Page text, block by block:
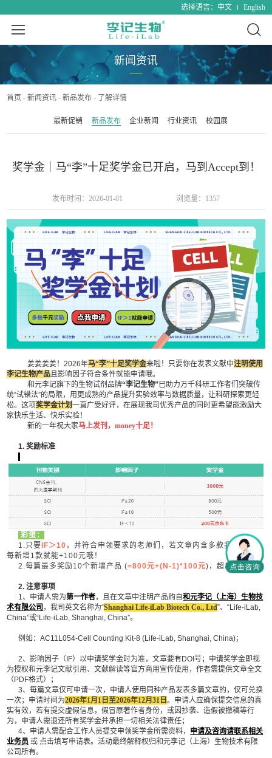
选择语言： 中文 English
新闻资讯
首页 新闻资讯 新品发布 了解详情
最新促销 新品发布 企业新闻 行业资讯 校园展
奖学金｜马“李”十足奖学金已开启，马到Accept到！
发布时间： 2026-01-01 浏览量： 1357
姜姜姜姜！2026年马“李”十足奖学金来啦！只要你在发表文献中注明使用
李记生物产品 且影响因子符合条件就能申请哦。
和元李记旗下的生物试剂品牌“李记生物”已助力万千科研工作者们突破传
统“试错法”的局限，用更成熟的产品提升实验效率与数据质量，让科研探索更轻
松。这项奖学金计划一直广受好评，在展现我司优秀产品的同时更希望能激励大
家快乐生活、快乐实验！
新的一年祝大家马上发刊，money十足！
1. 奖励标准
彩蛋：
1.只要 IF＞10 ，并符合申领要求的老师们，若文章内含多款我司产品，
每新增1款就能+100元哦！
2.每篇最多奖励10个新增产品 (=800元+(N-1)*100元) ，超出无奖励~
2.注意事项
1、申请人需为第一作者，且在文章中注明产品购自和元李记（上海）生物技
术有限公司 ，我司英文名称为“Shanghai Life-iLab Biotech Co., Ltd”、“Life-iLab,
China”或“Life-iLab, Shanghai, China”。
例如：AC11L054-Cell Counting Kit-8 (Life-iLab, Shanghai, China)；
2、影响因子（IF）以申请奖学金时为准，文章要有DOI号；申请奖学金即视
为授权和元李记文献引用、文献解读等官方商用宣传使用，作者需提供文章全文
（PDF格式）；
3、每篇文章仅可申请一次，申请人使用同种产品发表多篇文章的，仅可兑换
一次；申请时间为2026年1月1日至2026年12月31日。申请人应确保提交信息的真
实有效，若有提交虚假信息，假冒原著作者身份，或因抄袭、造假被撤稿等行
为，申请人需退还所有奖学金并承担一切相关法律责任；
4、申请人需配合工作人员提交申领奖学金所需资料， 申请及咨询请联系相关
业务员 或 点击填写申请表。活动最终解释权归和元李记（上海）生物技术有限
公司所有。